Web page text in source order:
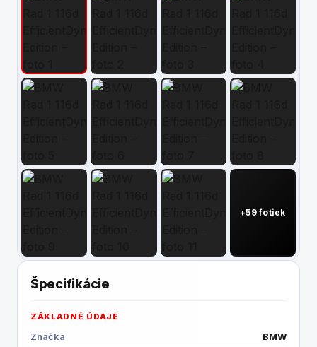
+59 fotiek
Špecifikácie
ZÁKLADNÉ ÚDAJE
Značka
BMW